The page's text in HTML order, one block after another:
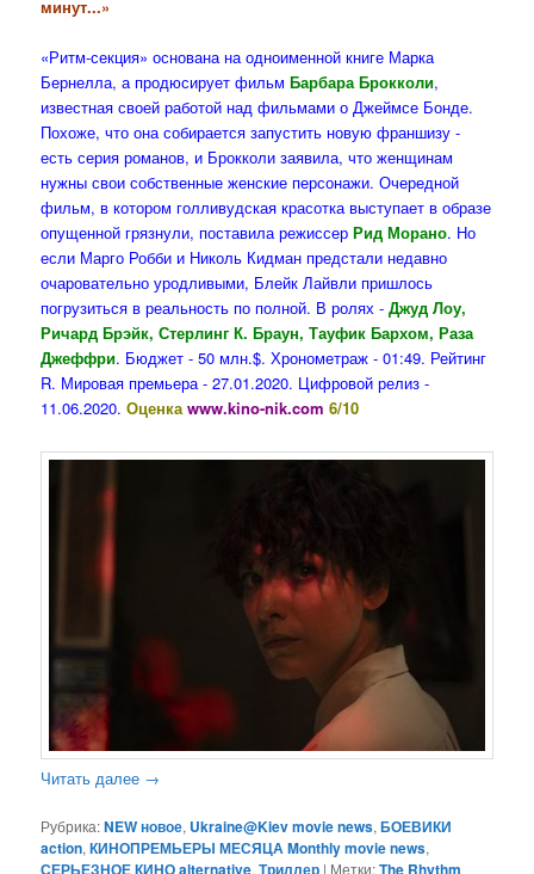
минут...»
«Ритм-секция» основана на одноименной книге Марка
Бернелла, а продюсирует фильмБарбара Брокколи,
известная своей работой над фильмами о Джеймсе Бонде.
Похоже, что она собирается запустить новую франшизу -
есть серия романов, и Брокколи заявила, что женщинам
нужны свои собственные женские персонажи. Очередной
фильм, в котором голливудская красотка выступает в образе
опущенной грязнули, поставила режиссер Рид Морано. Но
если Марго Робби и Николь Кидман предстали недавно
очаровательно уродливыми, Блейк Лайвли пришлось
погрузиться в реальность по полной. В ролях - Джуд Лоу,
Ричард Брэйк, Стерлинг К. Браун, Тауфик Бархом, Раза
Джеффри. Бюджет - 50 млн.$. Хронометраж - 01:49. Рейтинг
R. Мировая премьера - 27.01.2020. Цифровой релиз -
11.06.2020.Оценкаwww.kino-nik.com 6/10
Читать далее →
Рубрика:NEW новое, Ukraine@Kiev movie news,БОЕВИКИ
action,КИНОПРЕМЬЕРЫ МЕСЯЦА Monthly movie news,
СЕРЬЕЗНОЕ КИНО alternative,Триллер | Метки:The Rhythm